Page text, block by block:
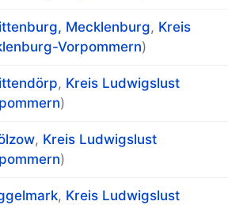
Mecklenburg, Kreis
Vorpommern)
, Kreis Ludwigslust
)
, Kreis Ludwigslust
)
, Kreis Ludwigslust